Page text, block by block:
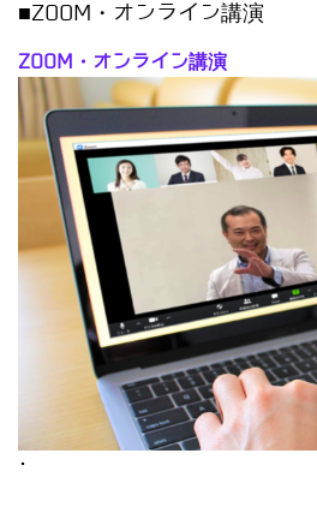
■ZOOM・オンライン講演
ZOOM・オンライン講演
･